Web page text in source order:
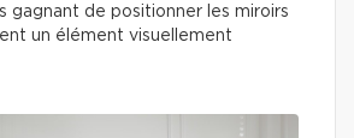
gagnant de positionner les miroirs
un élément visuellement